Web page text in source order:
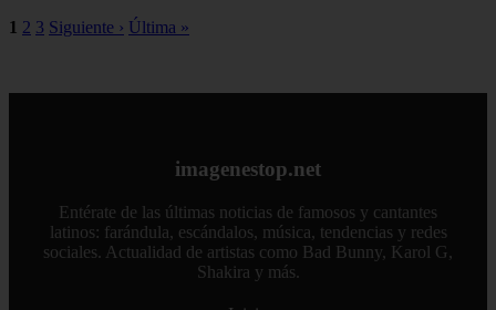
1 2 3 Siguiente › Última »
imagenestop.net
Entérate de las últimas noticias de famosos y cantantes
latinos: farándula, escándalos, música, tendencias y redes
sociales. Actualidad de artistas como Bad Bunny, Karol G,
Shakira y más.